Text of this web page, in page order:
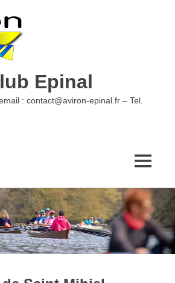
Epinal
: contact@aviron-epinal.fr – Tel.
MENU